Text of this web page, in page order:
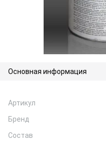
Основная информация
Артикул
Бренд
Состав